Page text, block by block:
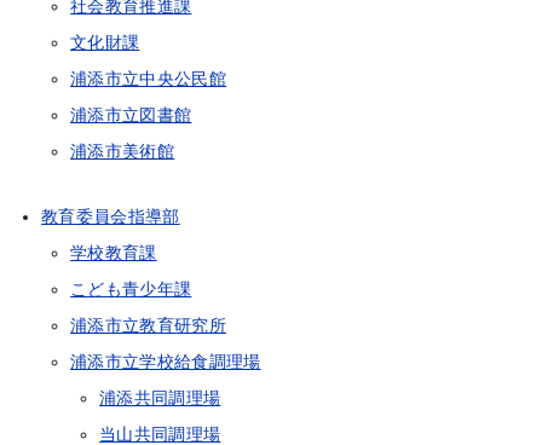
社会教育推進課
文化財課
浦添市立中央公民館
浦添市立図書館
浦添市美術館
教育委員会指導部
学校教育課
こども青少年課
浦添市立教育研究所
浦添市立学校給食調理場
浦添共同調理場
当山共同調理場